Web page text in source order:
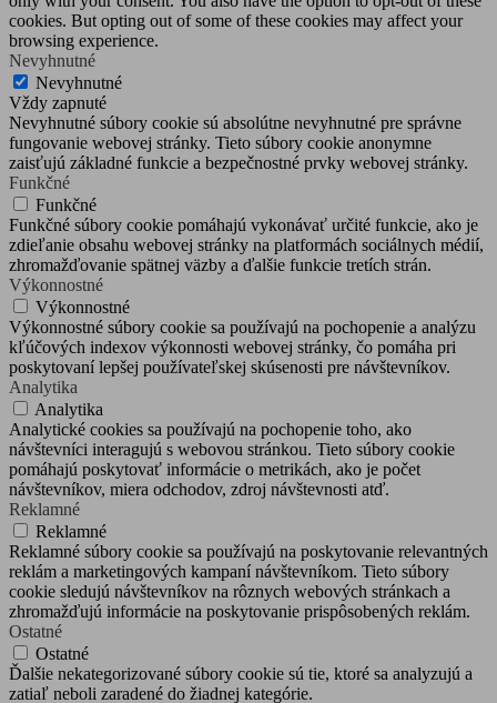
cookies. But opting out of some of these cookies may affect your
browsing experience.
Nevyhnutné
Nevyhnutné
Vždy zapnuté
Nevyhnutné súbory cookie sú absolútne nevyhnutné pre správne
fungovanie webovej stránky. Tieto súbory cookie anonymne
zaisťujú základné funkcie a bezpečnostné prvky webovej stránky.
Funkčné
Funkčné
Funkčné súbory cookie pomáhajú vykonávať určité funkcie, ako je
zdieľanie obsahu webovej stránky na platformách sociálnych médií,
zhromažďovanie spätnej väzby a ďalšie funkcie tretích strán.
Výkonnostné
Výkonnostné
Výkonnostné súbory cookie sa používajú na pochopenie a analýzu
kľúčových indexov výkonnosti webovej stránky, čo pomáha pri
poskytovaní lepšej používateľskej skúsenosti pre návštevníkov.
Analytika
Analytika
Analytické cookies sa používajú na pochopenie toho, ako
návštevníci interagujú s webovou stránkou. Tieto súbory cookie
pomáhajú poskytovať informácie o metrikách, ako je počet
návštevníkov, miera odchodov, zdroj návštevnosti atď.
Reklamné
Reklamné
Reklamné súbory cookie sa používajú na poskytovanie relevantných
reklám a marketingových kampaní návštevníkom. Tieto súbory
cookie sledujú návštevníkov na rôznych webových stránkach a
zhromažďujú informácie na poskytovanie prispôsobených reklám.
Ostatné
Ostatné
Ďalšie nekategorizované súbory cookie sú tie, ktoré sa analyzujú a
zatiaľ neboli zaradené do žiadnej kategórie.